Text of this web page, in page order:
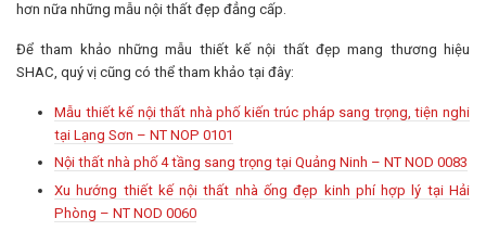
hơn nữa những mẫu nội thất đẹp đẳng cấp.
Để tham khảo những mẫu thiết kế nội thất đẹp mang thương hiệu
SHAC, quý vị cũng có thể tham khảo tại đây:
Mẫu thiết kế nội thất nhà phố kiến trúc pháp sang trọng, tiện nghi
tại Lạng Sơn – NT NOP 0101
Nội thất nhà phố 4 tầng sang trọng tại Quảng Ninh – NT NOD 0083
Xu hướng thiết kế nội thất nhà ống đẹp kinh phí hợp lý tại Hải
Phòng – NT NOD 0060